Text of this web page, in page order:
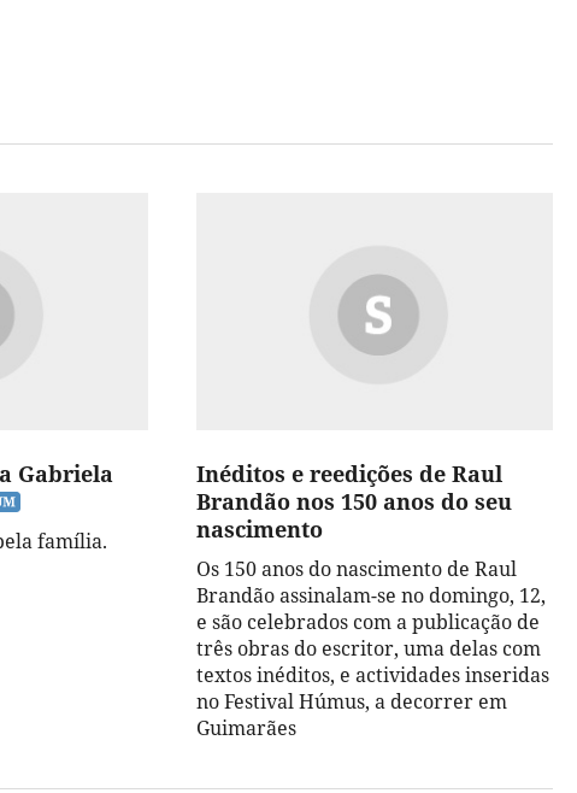
Gabriela
família.
Inéditos e reedições de Raul
Brandão nos 150 anos do seu
nascimento
Os 150 anos do nascimento de Raul
Brandão assinalam-se no domingo, 12,
e são celebrados com a publicação de
três obras do escritor, uma delas com
textos inéditos, e actividades inseridas
no Festival Húmus, a decorrer em
Guimarães